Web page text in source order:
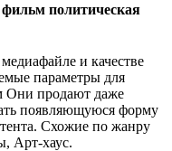
политическая
и качестве
параметры для
Они продают даже
появляющуюся форму
Схожие по жанру
Арт-хаус.